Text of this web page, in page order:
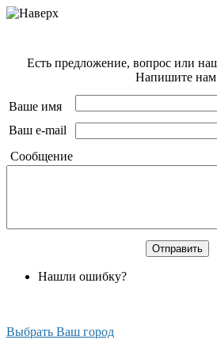
Есть предложение, вопрос или
Напишите
Ваше имя
Ваш e-mail
Сообщение
Нашли ошибку?
Выбрать Ваш город